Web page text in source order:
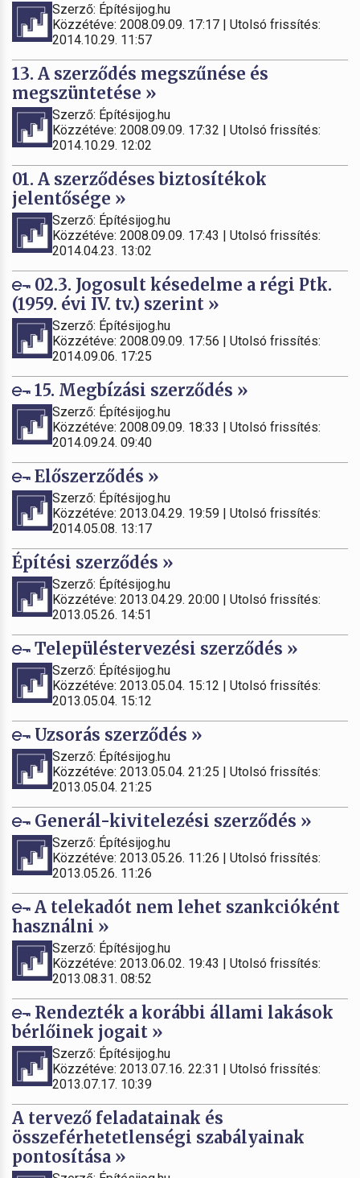
Szerző: Építésijog.hu
Közzétéve: 2008.09.09. 17:17 | Utolsó frissítés:
2014.10.29. 11:57
13. A szerződés megszűnése és
megszüntetése »
Szerző: Építésijog.hu
Közzétéve: 2008.09.09. 17:32 | Utolsó frissítés:
2014.10.29. 12:02
01. A szerződéses biztosítékok
jelentősége »
Szerző: Építésijog.hu
Közzétéve: 2008.09.09. 17:43 | Utolsó frissítés:
2014.04.23. 13:02
02.3. Jogosult késedelme a régi Ptk.
(1959. évi IV. tv.) szerint »
Szerző: Építésijog.hu
Közzétéve: 2008.09.09. 17:56 | Utolsó frissítés:
2014.09.06. 17:25
15. Megbízási szerződés »
Szerző: Építésijog.hu
Közzétéve: 2008.09.09. 18:33 | Utolsó frissítés:
2014.09.24. 09:40
Előszerződés »
Szerző: Építésijog.hu
Közzétéve: 2013.04.29. 19:59 | Utolsó frissítés:
2014.05.08. 13:17
Építési szerződés »
Szerző: Építésijog.hu
Közzétéve: 2013.04.29. 20:00 | Utolsó frissítés:
2013.05.26. 14:51
Településtervezési szerződés »
Szerző: Építésijog.hu
Közzétéve: 2013.05.04. 15:12 | Utolsó frissítés:
2013.05.04. 15:12
Uzsorás szerződés »
Szerző: Építésijog.hu
Közzétéve: 2013.05.04. 21:25 | Utolsó frissítés:
2013.05.04. 21:25
Generál-kivitelezési szerződés »
Szerző: Építésijog.hu
Közzétéve: 2013.05.26. 11:26 | Utolsó frissítés:
2013.05.26. 11:26
A telekadót nem lehet szankcióként
használni »
Szerző: Építésijog.hu
Közzétéve: 2013.06.02. 19:43 | Utolsó frissítés:
2013.08.31. 08:52
Rendezték a korábbi állami lakások
bérlőinek jogait »
Szerző: Építésijog.hu
Közzétéve: 2013.07.16. 22:31 | Utolsó frissítés:
2013.07.17. 10:39
A tervező feladatainak és
összeférhetetlenségi szabályainak
pontosítása »